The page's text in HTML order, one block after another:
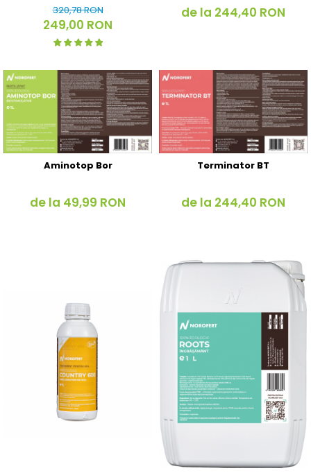
320,78 RON
249,00 RON
de la 244,40 RON
Aminotop Bor
de la 49,99 RON
Terminator BT
de la 244,40 RON